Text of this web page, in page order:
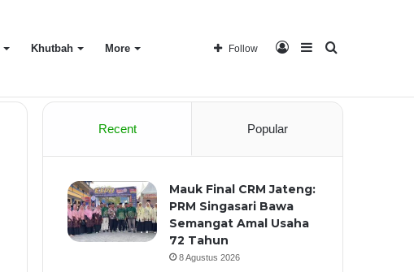
Khutbah More Sidebar
Log
Follow
Recent Popular
Mauk Final CRM Jateng:
PRM Singasari Bawa
Semangat Amal Usaha
72 Tahun
8 Agustus 2026